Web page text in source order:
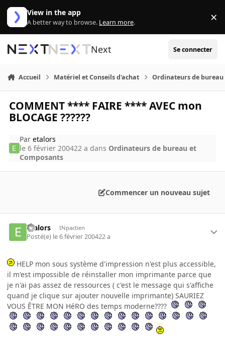
Aller au contenu
View in the app
A better way to browse. Learn more. ×
Next Se connecter
Accueil Matériel et Conseils d'achat Ordinateurs de bureau
COMMENT **** FAIRE **** AVEC mon
BLOCAGE ??????
Paretalors
le 6 février 200422 a dans Ordinateurs de bureau et
Composants
Commencer un nouveau sujet
etalors INpactien
Posté(e) le 6 février 200422 a
HELP mon sous système d'impression n'est plus accessible,
il m'est impossible de réinstaller mon imprimante parce que
je n'ai pas assez de ressources ( c'est le message qui s'affiche
quand je clique sur ajouter nouvelle imprimante) SAURIEZ
VOUS ÊTRE MON HéRO des temps moderne????